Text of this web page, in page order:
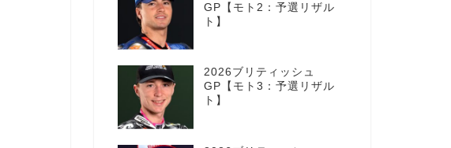
GP【モト2：予選リザル
ト】
2026ブリティッシュ
GP【モト3：予選リザル
ト】